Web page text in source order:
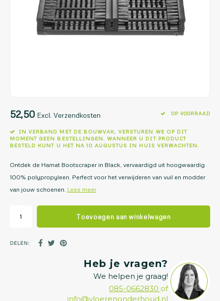
52,50 Excl. Verzendkosten OP VOORRAAD
IN VERBAND MET DE BOUWVAK, VERSTUREN WE OP DIT
MOMENT GEEN BESTELLINGEN. WANNEER U DIT PRODUCT
BESTELD KUNT U HET NA 10 AUGUSTUS IN HUIS VERWACHTEN.
Ontdek de Hamat Bootscraper in Black, vervaardigd uit hoogwaardig
100% polypropyleen. Perfect voor het verwijderen van vuil en modder
van jouw schoenen. Lees meer
Toevoegen aan winkelwagen
DELEN:
Heb je vragen?
We helpen je graag!
085-0662830 of
info@vloerenonderhoud.nl